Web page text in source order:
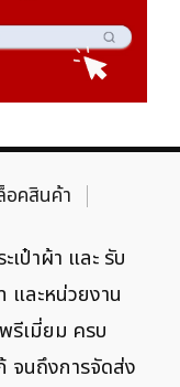
คสินค้า
เป๋าผ้า และ รับ
และหน่วยงาน
รีเมี่ยม ครบ
จนถึงการจัดส่ง